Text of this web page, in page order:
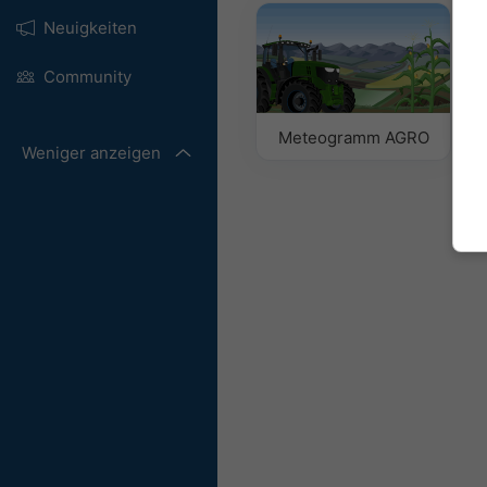
Neuigkeiten
Community
Weniger anzeigen
Meteogramm AGRO